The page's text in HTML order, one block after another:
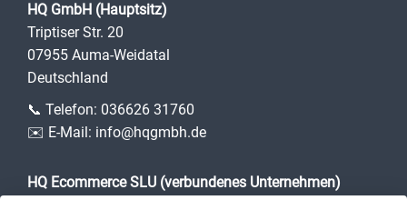
HQ GmbH (Hauptsitz)
Triptiser Str. 20
07955 Auma-Weidatal
Deutschland
📞 Telefon: 036626 31760
✉️ E-Mail: info@hqgmbh.de
HQ Ecommerce SLU (verbundenes Unternehmen)